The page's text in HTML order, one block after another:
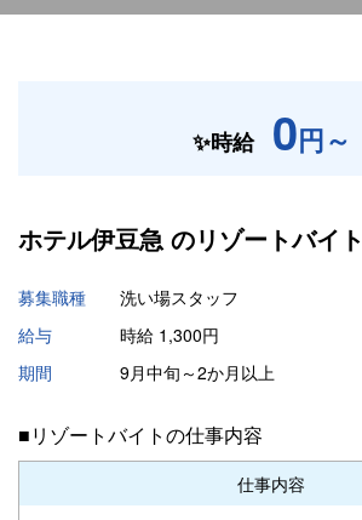
✨時給 0円～
ホテル伊豆急 のリゾートバイト
募集職種
洗い場スタッフ
給与
時給 1,300円
期間
9月中旬～2か月以上
■リゾートバイトの仕事内容
仕事内容